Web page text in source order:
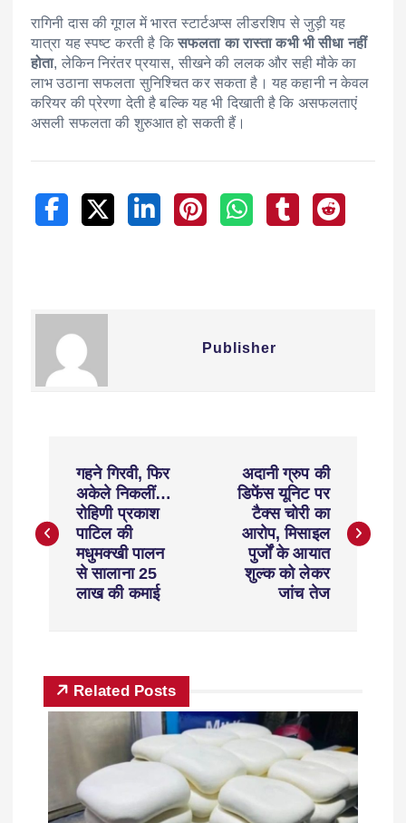
रागिनी दास की गूगल में भारत स्टार्टअप्स लीडरशिप से जुड़ी यह
यात्रा यह स्पष्ट करती है किसफलता का रास्ता कभी भी सीधा नहीं
होता, लेकिन निरंतर प्रयास, सीखने की ललक और सही मौके का
लाभ उठाना सफलता सुनिश्चित कर सकता है। यह कहानी न केवल
करियर की प्रेरणा देती है बल्कि यह भी दिखाती है कि असफलताएं
असली सफलता की शुरुआत हो सकती हैं।
Publisher
गहने गिरवी, फिर
अकेले निकलीं…
रोहिणी प्रकाश
पाटिल की
मधुमक्खी पालन
से सालाना 25
लाख की कमाई
अदानी ग्रुप की
डिफेंस यूनिट पर
टैक्स चोरी का
आरोप, मिसाइल
पुर्जों के आयात
शुल्क को लेकर
जांच तेज
Related Posts